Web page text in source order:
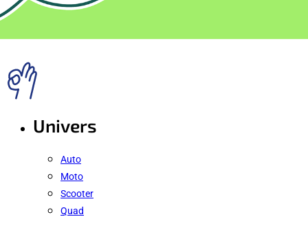
Univers
Auto
Moto
Scooter
Quad